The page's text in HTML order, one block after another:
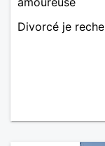
Divorcé je